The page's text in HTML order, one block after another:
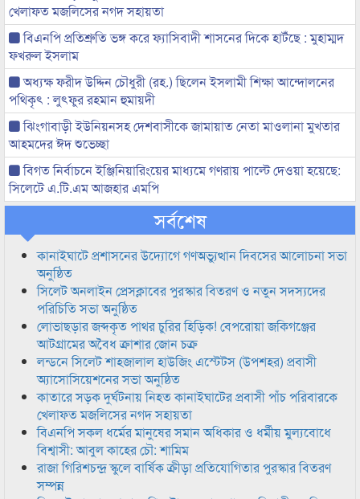
খেলাফত মজলিসের নগদ সহায়তা
বিএনপি প্রতিশ্রুতি ভঙ্গ করে ফ্যাসিবাদী শাসনের দিকে হাটঁছে : মুহাম্মদ
ফখরুল ইসলাম
অধ্যক্ষ ফরীদ উদ্দিন চৌধুরী (রহ.) ছিলেন ইসলামী শিক্ষা আন্দোলনের
পথিকৃৎ : লুৎফুর রহমান হুমায়দী
ঝিংগাবাড়ী ইউনিয়নসহ দেশবাসীকে জামায়াত নেতা মাওলানা মুখতার
আহমদের ঈদ শুভেচ্ছা
বিগত নির্বাচনে ইঞ্জিনিয়ারিংয়ের মাধ্যমে গণরায় পাল্টে দেওয়া হয়েছে:
সিলেটে এ.টি.এম আজহার এমপি
সর্বশেষ
কানাইঘাটে প্রশাসনের উদ্যোগে গণঅভ্যুত্থান দিবসের আলোচনা সভা
অনুষ্ঠিত
সিলেট অনলাইন প্রেসক্লাবের পুরস্কার বিতরণ ও নতুন সদস্যদের
পরিচিতি সভা অনুষ্ঠিত
লোভাছড়ার জব্দকৃত পাথর চুরির হিড়িক! বেপরোয়া জকিগঞ্জের
আটগ্রামের অবৈধ ক্রাশার জোন চক্র
লন্ডনে সিলেট শাহজালাল হাউজিং এস্টেটস (উপশহর) প্রবাসী
অ্যাসোসিয়েশনের সভা অনুষ্ঠিত
কাতারে সড়ক দুর্ঘটনায় নিহত কানাইঘাটের প্রবাসী পাঁচ পরিবারকে
খেলাফত মজলিসের নগদ সহায়তা
বিএনপি সকল ধর্মের মানুষের সমান অধিকার ও ধর্মীয় মুল্যবোধে
বিশ্বাসী: আবুল কাহের চৌ: শামিম
রাজা গিরিশচন্দ্র স্কুলে বার্ষিক ক্রীড়া প্রতিযোগিতার পুরস্কার বিতরণ
সম্পন্ন